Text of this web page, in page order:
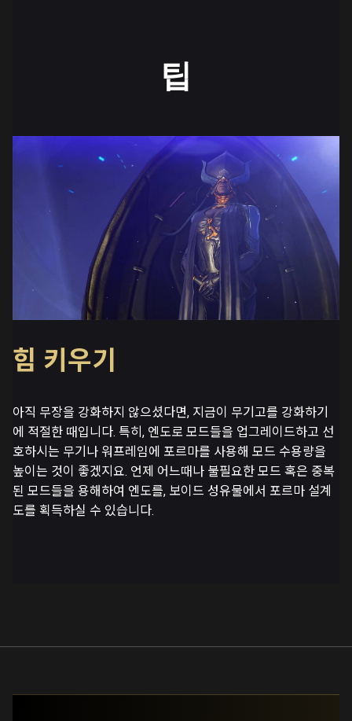
팁
힘 키우기
아직 무장을 강화하지 않으셨다면, 지금이 무기고를 강화하기
에 적절한 때입니다. 특히, 엔도로 모드들을 업그레이드하고 선
호하시는 무기나 워프레임에 포르마를 사용해 모드 수용량을
높이는 것이 좋겠지요. 언제 어느때나 불필요한 모드 혹은 중복
된 모드들을 용해하여 엔도를, 보이드 성유물에서 포르마 설계
도를 획득하실 수 있습니다.